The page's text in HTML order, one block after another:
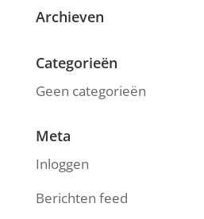
Archieven
Categorieën
Geen categorieën
Meta
Inloggen
Berichten feed